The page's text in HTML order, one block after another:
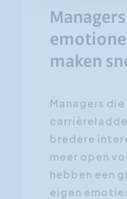
maken
Managers
bredere
meer open
hebben een
eigen